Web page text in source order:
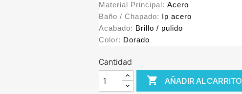
Material Principal: Acero
Baño / Chapado: Ip acero
Acabado: Brillo / pulido
Color: Dorado
Cantidad
 AÑADIR AL CARRITO